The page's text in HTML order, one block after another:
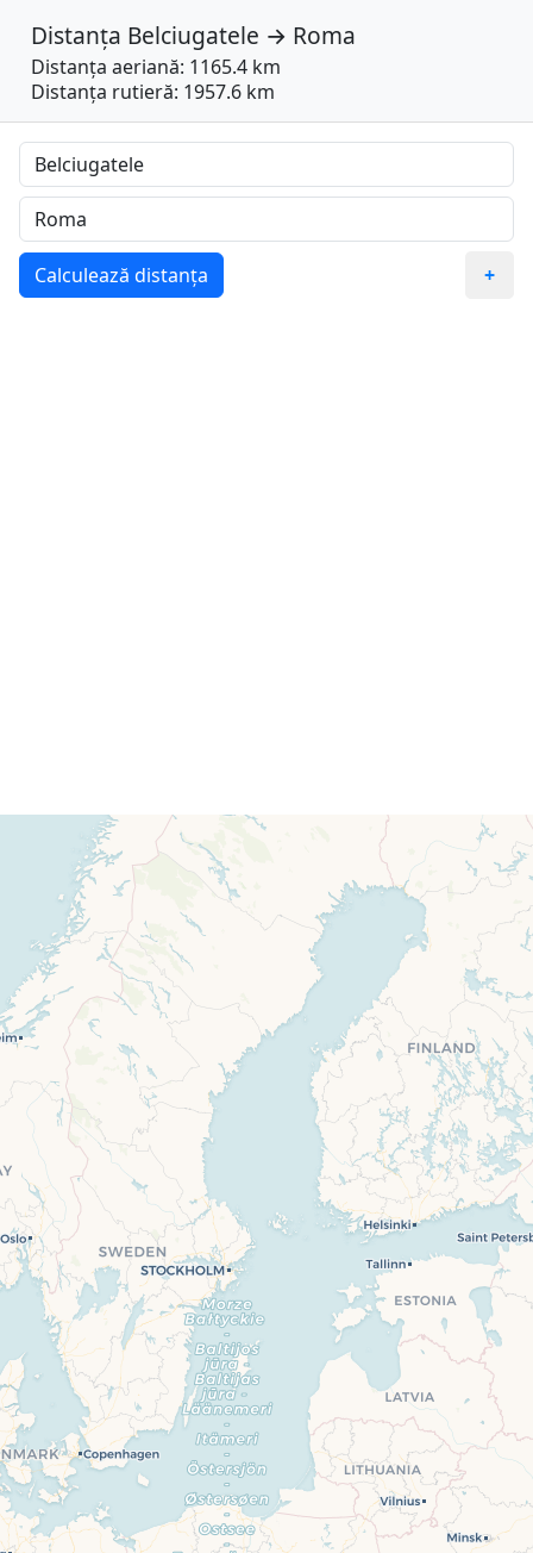
Distanța Belciugatele → Roma
Distanța aeriană: 1165.4 km
Distanța rutieră: 1957.6 km
Calculează distanța +